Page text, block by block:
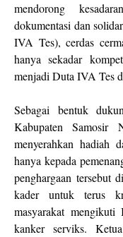
mendorong
dokumentasi dan
IVA Tes), cerdas
hanya sekadar
menjadi Duta IVA Tes
Sebagai bentuk
Kabupaten
menyerahkan hadiah
hanya kepada
penghargaan tersebut
kader untuk terus
masyarakat
kanker serviks.